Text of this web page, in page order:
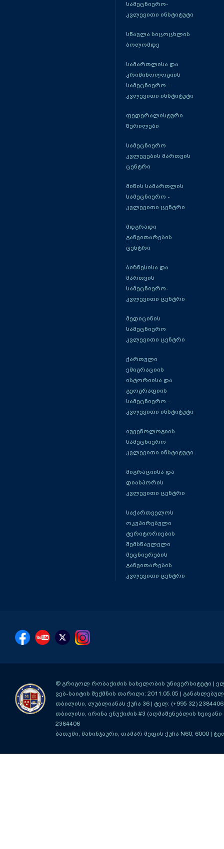
სამეცნიერო-
კვლევითი ინსტიტუტი
სწავლა სიცოცხლის
ბოლომდე
სამართლისა და
კრიმინოლოგიის
სამეცნიერო -
კვლევითი ინსტიტუტი
ფედერალისტური
წერილები
სამეცნიერო
კვლევების მართვის
ცენტრი
მიწის სამართლის
სამეცნიერო -
კვლევითი ცენტრი
მდგრადი
განვითარების
ცენტრი
ბიზნესისა და
მართვის
სამეცნიერო-
კვლევითი ცენტრი
მედიცინის
სამეცნიერო
კვლევითი ცენტრი
ქართული
ემიგრაციის
ისტორიისა და
გეოგრაფიის
სამეცნიერო -
კვლევითი ინსტიტუტი
იუვენოლოგიის
სამეცნიერო
კვლევითი ინსტიტუტი
მიგრაციისა და
დიასპორის
კვლევითი ცენტრი
საქართველოს
ოკუპირებული
ტერიტორიების
შემსწავლელი
მეცნიერების
განვითარების
კვლევითი ცენტრი
© გრიგოლ რობაქიძის სახელობის უნივერსიტეტი |
ვებ-საიტის შექმნის თარიღი: 2011.05.05 |
თბილისი, ლუბლიანას ქუჩა 36 | ტელ: (+995 32)
თბილისი, ირინა ენუქიძის #3 (აღმაშენებლის ხეივანი
2384406
ბათუმი, მახინჯაური, თამარ მეფის ქუჩა N60; 6000 |